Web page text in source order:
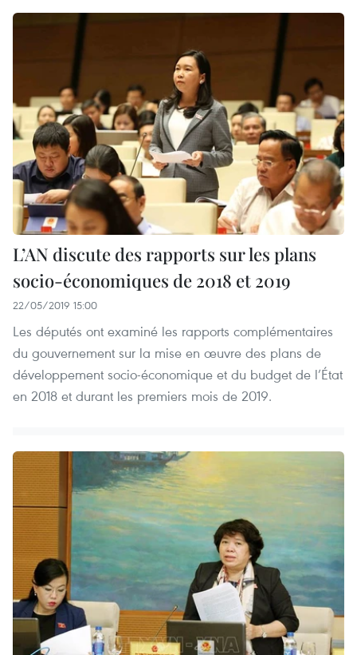
L’AN discute des rapports sur les plans
socio-économiques de 2018 et 2019
22/05/2019 15:00
Les députés ont examiné les rapports complémentaires
du gouvernement sur la mise en œuvre des plans de
développement socio-économique et du budget de l’État
en 2018 et durant les premiers mois de 2019.